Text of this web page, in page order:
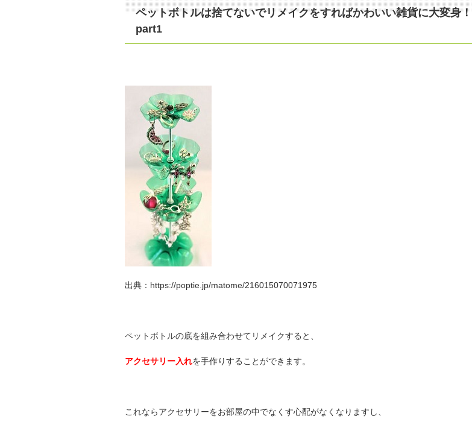
ペットボトルは捨てないでリメイクをすればかわいい雑貨に大変身！
part1
出典：https://poptie.jp/matome/216015070071975
ペットボトルの底を組み合わせてリメイクすると、
アクセサリー入れを手作りすることができます。
これならアクセサリーをお部屋の中でなくす心配がなくなりますし、